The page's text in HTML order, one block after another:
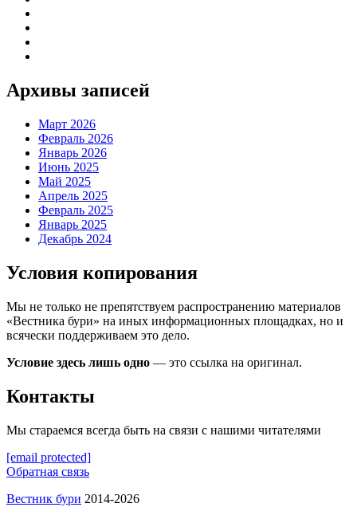
Архивы записей
Март 2026
Февраль 2026
Январь 2026
Июнь 2025
Май 2025
Апрель 2025
Февраль 2025
Январь 2025
Декабрь 2024
Условия копирования
Мы не только не препятствуем распространению материалов
«Вестника бури» на иных информационных площадках, но и
всячески поддерживаем это дело.
Условие здесь лишь одно — это ссылка на оригинал.
Контакты
Мы стараемся всегда быть на связи с нашими читателями
[email protected]
Обратная связь
Вестник бури 2014-2026